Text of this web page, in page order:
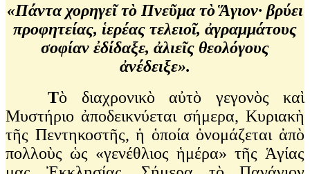
«Πάντα χορηγεῖ τὸ Πνεῦμα τὸ Ἅγιον∙ βρύει
προφητείας, ἱερέας τελειοῖ, ἀγραμμάτους
σοφίαν ἐδίδαξε, ἀλιεῖς θεολόγους
ἀνέδειξε».
Τὸ διαχρονικὸ αὐτὸ γεγονὸς καὶ
Μυστήριο ἀποδεικνύεται σήμερα, Κυριακὴ
τῆς Πεντηκοστῆς, ἡ ὁποία ὀνομάζεται ἀπὸ
πολλοὺς ὡς «γενέθλιος ἡμέρα» τῆς Ἁγίας